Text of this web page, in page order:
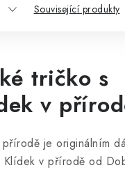
Související produkty
tričko s
v
je originálním
Klídek v přírodě od